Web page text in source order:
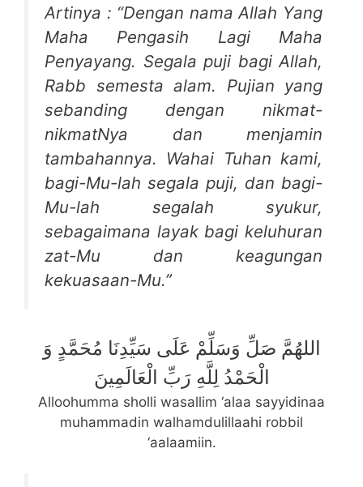
Artinya : “Dengan nama Allah Yang
Maha Pengasih Lagi Maha
Penyayang. Segala puji bagi Allah,
Rabb semesta alam. Pujian yang
sebanding dengan nikmat-
nikmatNya dan menjamin
tambahannya. Wahai Tuhan kami,
bagi-Mu-lah segala puji, dan bagi-
Mu-lah segalah syukur,
sebagaimana layak bagi keluhuran
zat-Mu dan keagungan
kekuasaan-Mu.”
اللهُمَّ صَلِّ وَسَلِّمْ عَلَى سَيِّدِنَا مُحَمَّدٍ وَ
الْحَمْدُ لِلَّهِ رَبِّ الْعَالَمِينَ
Alloohumma sholli wasallim ‘alaa sayyidinaa
muhammadin walhamdulillaahi robbil
‘aalaamiin.